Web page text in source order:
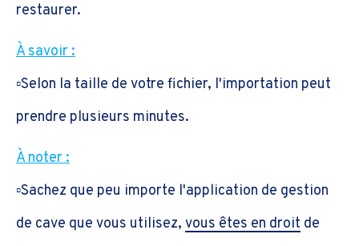
restaurer.
À savoir :
▫️Selon la taille de votre fichier, l'importation peut
prendre plusieurs minutes.
À noter :
▫️Sachez que peu importe l'application de gestion
de cave que vous utilisez, vous êtes en droit de